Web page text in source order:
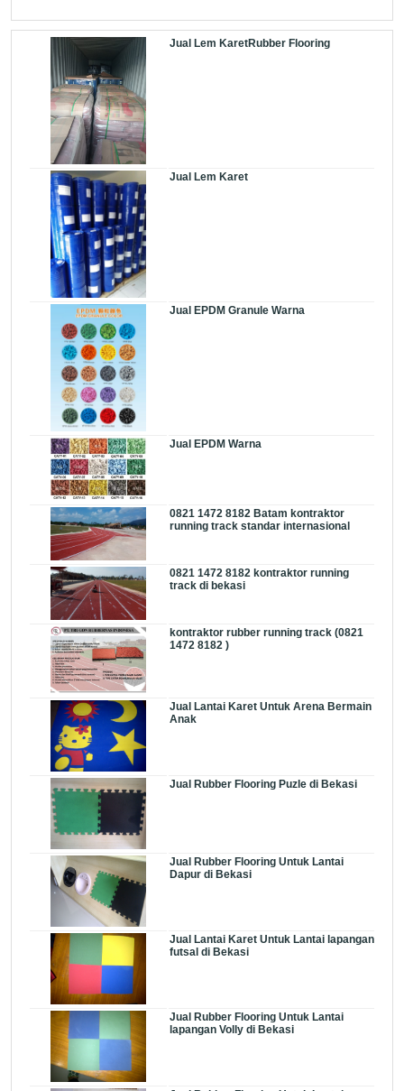
Jual Lem KaretRubber Flooring
Jual Lem Karet
Jual EPDM Granule Warna
Jual EPDM Warna
0821 1472 8182 Batam kontraktor
running track standar internasional
0821 1472 8182 kontraktor running
track di bekasi
kontraktor rubber running track (0821
1472 8182 )
Jual Lantai Karet Untuk Arena Bermain
Anak
Jual Rubber Flooring Puzle di Bekasi
Jual Rubber Flooring Untuk Lantai
Dapur di Bekasi
Jual Lantai Karet Untuk Lantai lapangan
futsal di Bekasi
Jual Rubber Flooring Untuk Lantai
lapangan Volly di Bekasi